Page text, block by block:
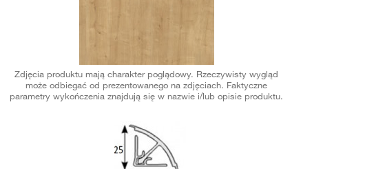
Zdjęcia produktu mają charakter poglądowy. Rzeczywisty wygląd
może odbiegać od prezentowanego na zdjęciach. Faktyczne
parametry wykończenia znajdują się w nazwie i/lub opisie produktu.